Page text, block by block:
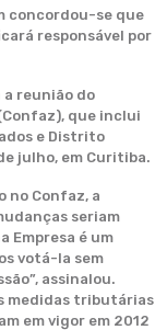
concordou-se que
responsável por
a reunião do
que inclui
e Distrito
julho, em Curitiba.
no Confaz, a
seriam
Empresa é um
votá-la sem
assinalou.
medidas tributárias
em vigor em 2012